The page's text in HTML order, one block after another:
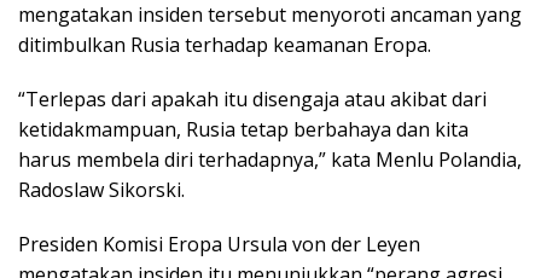
mengatakan insiden tersebut menyoroti ancaman yang
ditimbulkan Rusia terhadap keamanan Eropa.
“Terlepas dari apakah itu disengaja atau akibat dari
ketidakmampuan, Rusia tetap berbahaya dan kita
harus membela diri terhadapnya,” kata Menlu Polandia,
Radoslaw Sikorski.
Presiden Komisi Eropa Ursula von der Leyen